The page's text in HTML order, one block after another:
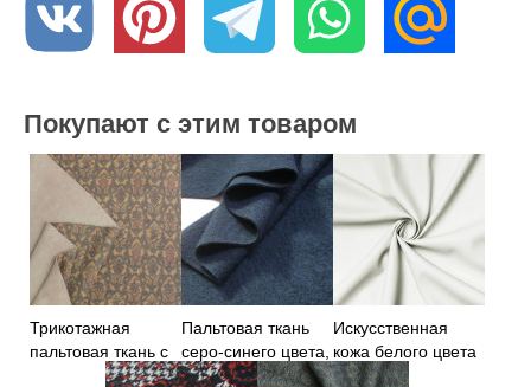
Покупают с этим товаром
Трикотажная
пальтовая ткань с
Пальтовая ткань
серо-синего цвета,
Германия
Искусственная
кожа белого цвета
на замше